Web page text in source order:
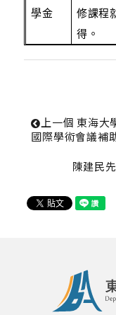
學金
修課程
得。
上一個 東海大
國際學術會議補
陳建民